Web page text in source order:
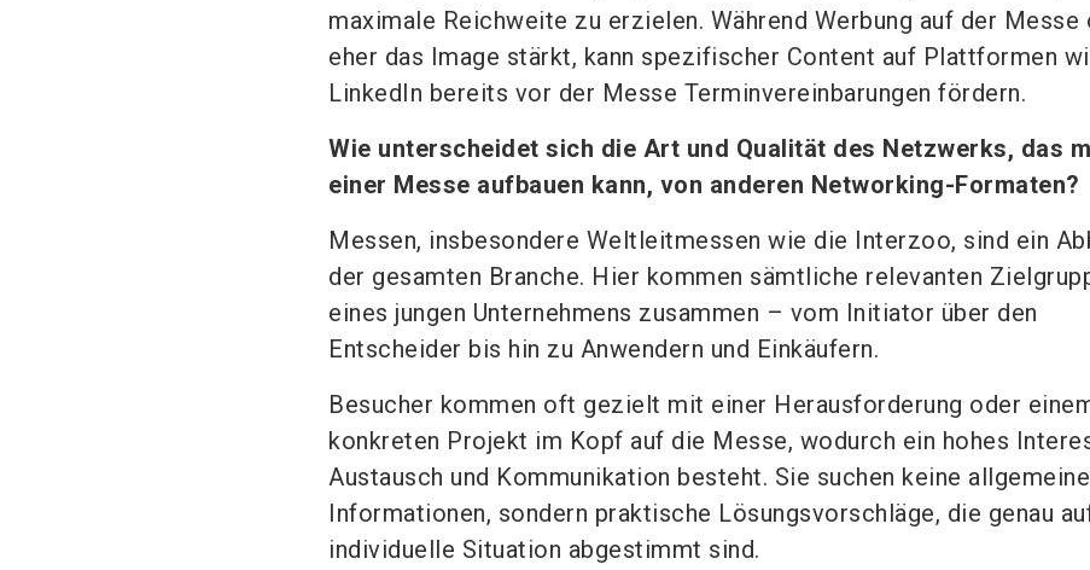
maximale Reichweite zu erzielen. Während Werbung auf der Messe
eher das Image stärkt, kann spezifischer Content auf Plattformen
LinkedIn bereits vor der Messe Terminvereinbarungen fördern.
Wie unterscheidet sich die Art und Qualität des Netzwerks, das
einer Messe aufbauen kann, von anderen Networking-Formaten?
Messen, insbesondere Weltleitmessen wie die Interzoo, sind ein
der gesamten Branche. Hier kommen sämtliche relevanten
eines jungen Unternehmens zusammen – vom Initiator über den
Entscheider bis hin zu Anwendern und Einkäufern.
Besucher kommen oft gezielt mit einer Herausforderung oder
konkreten Projekt im Kopf auf die Messe, wodurch ein hohes
Austausch und Kommunikation besteht. Sie suchen keine
Informationen, sondern praktische Lösungsvorschläge, die genau
individuelle Situation abgestimmt sind.